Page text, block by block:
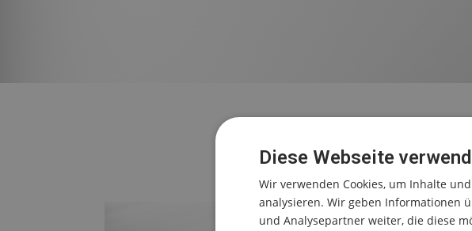
Diese Webseite
Wir verwenden Cookies, um Inhalte
analysieren. Wir geben Informationen
und Analysepartner weiter, die diese